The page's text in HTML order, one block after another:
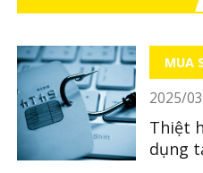
MUA
2025/
Thiệt
dụng